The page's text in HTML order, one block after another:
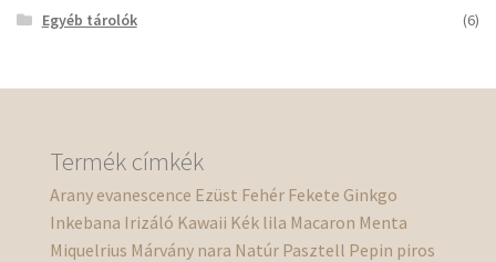
Egyéb tárolók
(6)
Termék címkék
Arany evanescence Ezüst Fehér Fekete Ginkgo
Inkebana Irizáló Kawaii Kék lila Macaron Menta
Miquelrius Márvány nara Natúr Pasztell Pepin piros